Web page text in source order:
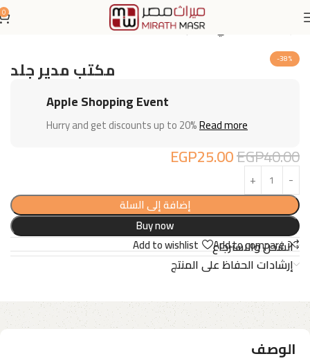
0
مكاتب
-38% مكتب مدير جلد
Apple Shopping Event
Hurry and get discounts up to 20%Read more
EGP40.00
EGP25.00
إضافة إلى السلة
Buy now
Add to compare
Add to wishlist
الشحن والاسترجاع
إرشادات الحفاظ على المنتج
الوصف